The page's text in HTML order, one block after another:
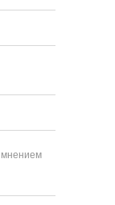
мнением